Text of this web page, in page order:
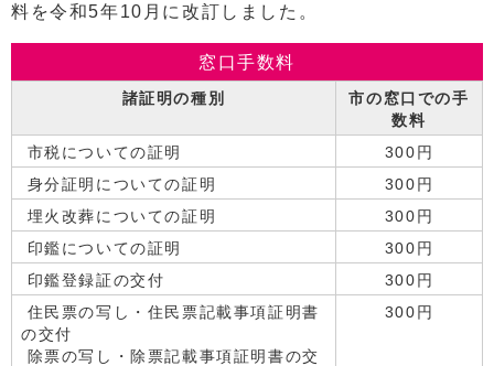
料を令和5年10月に改訂しました。
窓口手数料
諸証明の種別
市の窓口での手
数料
市税についての証明
300円
身分証明についての証明
300円
埋火改葬についての証明
300円
印鑑についての証明
300円
印鑑登録証の交付
300円
住民票の写し・住民票記載事項証明書
の交付
除票の写し・除票記載事項証明書の交
300円